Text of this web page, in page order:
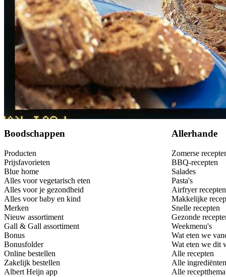
Boodschappen
Producten
Prijsfavorieten
Blue home
Alles voor vegetarisch eten
Alles voor je gezondheid
Alles voor baby en kind
Merken
Nieuw assortiment
Gall & Gall assortiment
Bonus
Bonusfolder
Online bestellen
Zakelijk bestellen
Albert Heijn app
Allerhande
Zomerse
BBQ-recepten
Salades
Pasta's
Airfryer recepten
Makkelijke
Snelle recepten
Gezonde
Weekmenu's
Wat eten we
Wat eten we dit
Alle recepten
Alle ingrediënten
Alle